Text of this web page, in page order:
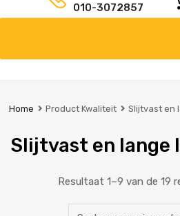
010-3072857
de
Home Product Kwaliteit Slijtvast en
Slijtvast en lange
Resultaat 1–9 van de